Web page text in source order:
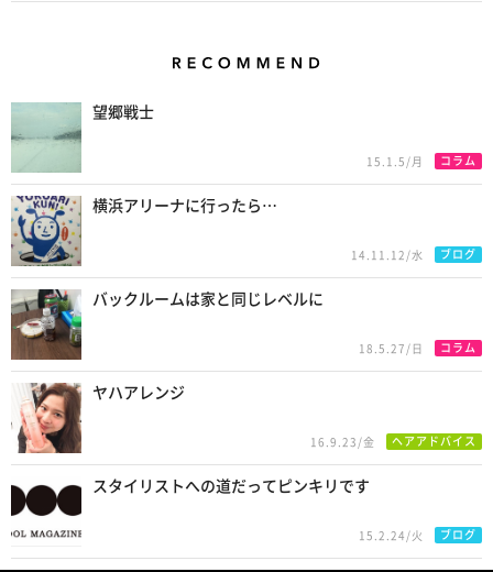
望郷戦士
15.1.5/月 コラム
横浜アリーナに行ったら…
14.11.12/水 ブログ
バックルームは家と同じレベルに
18.5.27/日 コラム
ヤハアレンジ
16.9.23/金 ヘアアドバイス
スタイリストへの道だってピンキリです
15.2.24/火 ブログ